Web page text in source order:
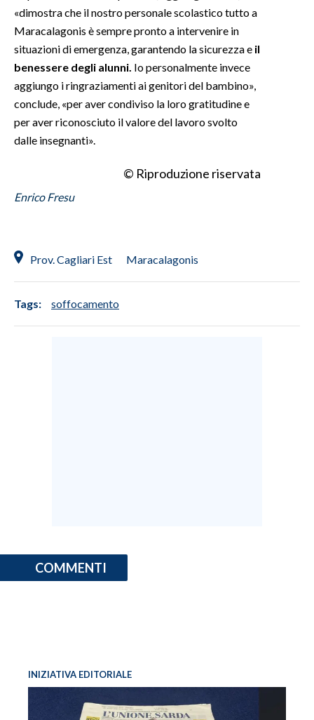
«dimostra che il nostro personale scolastico tutto a
Maracalagonis è sempre pronto a intervenire in
situazioni di emergenza, garantendo la sicurezza e il
benessere degli alunni. Io personalmente invece
aggiungo i ringraziamenti ai genitori del bambino»,
conclude, «per aver condiviso la loro gratitudine e
per aver riconosciuto il valore del lavoro svolto
dalle insegnanti».
© Riproduzione riservata
Enrico Fresu
Prov. Cagliari Est Maracalagonis
Tags: soffocamento
COMMENTI
INIZIATIVA EDITORIALE